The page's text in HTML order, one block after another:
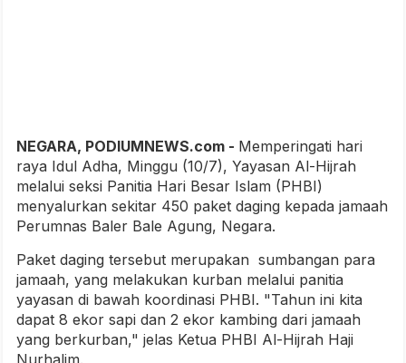
NEGARA, PODIUMNEWS.com - Memperingati hari
raya Idul Adha, Minggu (10/7), Yayasan Al-Hijrah
melalui seksi Panitia Hari Besar Islam (PHBI)
menyalurkan sekitar 450 paket daging kepada jamaah
Perumnas Baler Bale Agung, Negara.
Paket daging tersebut merupakan sumbangan para
jamaah, yang melakukan kurban melalui panitia
yayasan di bawah koordinasi PHBI. "Tahun ini kita
dapat 8 ekor sapi dan 2 ekor kambing dari jamaah
yang berkurban," jelas Ketua PHBI Al-Hijrah Haji